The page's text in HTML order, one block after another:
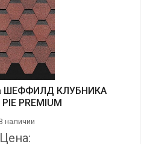
ШЕФФИЛД КЛУБНИКА
PIE PREMIUM
наличии
Цена: